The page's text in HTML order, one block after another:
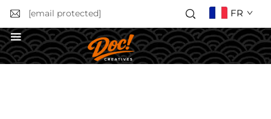
[email protected] FR